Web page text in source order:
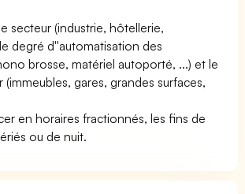
secteur (industrie, hôtellerie,
degré d''automatisation des
brosse, matériel autoporté, ...) et le
gares, grandes surfaces,
en horaires fractionnés, les fins de
ou de nuit.